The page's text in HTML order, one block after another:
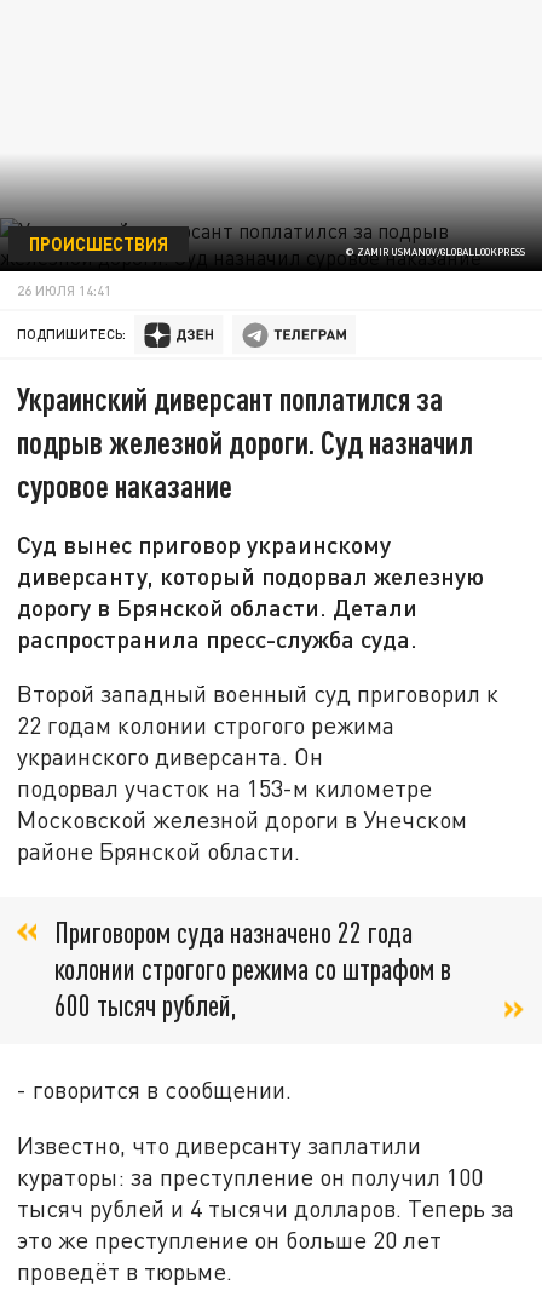
© ZAMIR USMANOV/GLOBALLOOKPRESS
ПРОИСШЕСТВИЯ
26 ИЮЛЯ 14:41
ПОДПИШИТЕСЬ:
Украинский диверсант поплатился за
подрыв железной дороги. Суд назначил
суровое наказание
Суд вынес приговор украинскому
диверсанту, который подорвал железную
дорогу в Брянской области. Детали
распространила пресс-служба суда.
Второй западный военный суд приговорил к
22 годам колонии строгого режима
украинского диверсанта. Он
подорвал участок на 153-м километре
Московской железной дороги в Унечском
районе Брянской области.
Приговором суда назначено 22 года
колонии строгого режима со штрафом в
600 тысяч рублей,
- говорится в сообщении.
Известно, что диверсанту заплатили
кураторы: за преступление он получил 100
тысяч рублей и 4 тысячи долларов. Теперь за
это же преступление он больше 20 лет
проведёт в тюрьме.